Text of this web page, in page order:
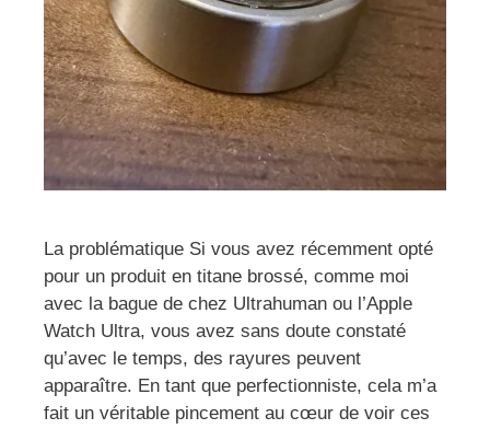
La problématique Si vous avez récemment opté
pour un produit en titane brossé, comme moi
avec la bague de chez Ultrahuman ou l’Apple
Watch Ultra, vous avez sans doute constaté
qu’avec le temps, des rayures peuvent
apparaître. En tant que perfectionniste, cela m’a
fait un véritable pincement au cœur de voir ces